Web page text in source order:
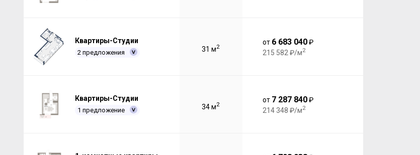
Квартиры-Студии
2 предложения 31 м2
от 6 683 040₽
215 582 ₽/м2
Квартиры-Студии
1 предложение 34 м2
от 7 287 840₽
214 348 ₽/м2